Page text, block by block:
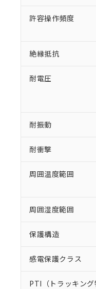
許容操作頻度
絶縁抵抗
耐電圧
耐振動
耐衝撃
周囲温度範囲
周囲湿度範囲
保護構造
感電保護クラス
PTI（トラッキング